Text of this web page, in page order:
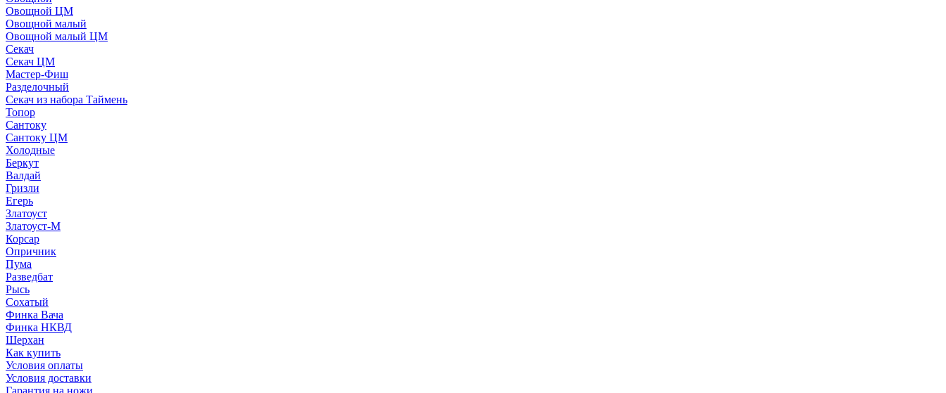
Овощной ЦМ
Овощной малый
Овощной малый ЦМ
Секач
Секач ЦМ
Мастер-Фиш
Разделочный
Секач из набора Таймень
Топор
Сантоку
Сантоку ЦМ
Холодные
Беркут
Валдай
Гризли
Егерь
Златоуст
Златоуст-М
Корсар
Опричник
Пума
Разведбат
Рысь
Сохатый
Финка Вача
Финка НКВД
Шерхан
Как купить
Условия оплаты
Условия доставки
Гарантия на ножи